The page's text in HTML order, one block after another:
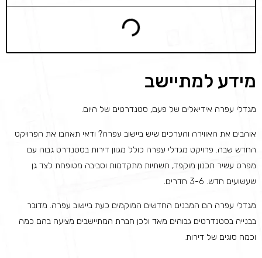
מידע למתיישב
מגדלי עפרה אידיאלים של פעם, סטנדרטים של היום.
אוהבים את האווירה והערכים שיש ביישוב עפרה? ודאי תאהבו את הפרויקט
החדש שבה. פרויקט מגדלי עפרה כולל מגוון דירות בסטנדרט גבוה עם
מפרט עשיר תכנון מוקפד, תשתיות מתקדמות וסביבה מטופחת לצד גן
שעשועים חדש. 3-6 חדרים.
מגדלי עפרה הם המבנים החדשים המוקמים כעת ביישוב עפרה. מדובר
בבנייה בסטנדרטים גבוהים מאד ולכן חברת המתיישבים מציעה בהם כמה
וכמה סוגים של דירות.